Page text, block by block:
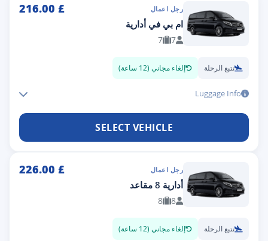
رجل اعمال £
216.00
ام بي في أدارية
7
7
تتبع الرحلة إلغاء مجاني (12 ساعة)
Luggage Info
SELECT VEHICLE
رجل اعمال £
226.00
أدارية 8 مقاعد
8
8
تتبع الرحلة إلغاء مجاني (12 ساعة)